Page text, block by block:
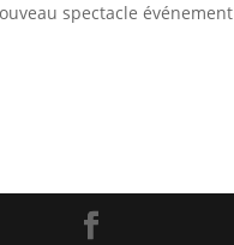
spectacle événement